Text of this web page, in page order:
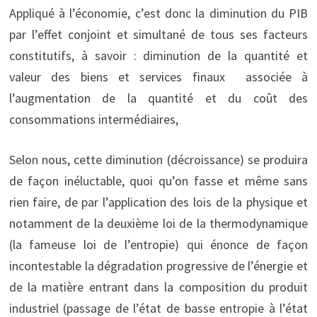
Appliqué à l’économie, c’est donc la diminution du PIB
par l’effet conjoint et simultané de tous ses facteurs
constitutifs, à savoir : diminution de la quantité et
valeur des biens et services finaux associée à
l’augmentation de la quantité et du coût des
consommations intermédiaires,
Selon nous, cette diminution (décroissance) se produira
de façon inéluctable, quoi qu’on fasse et même sans
rien faire, de par l’application des lois de la physique et
notamment de la deuxième loi de la thermodynamique
(la fameuse loi de l’entropie) qui énonce de façon
incontestable la dégradation progressive de l’énergie et
de la matière entrant dans la composition du produit
industriel (passage de l’état de basse entropie à l’état